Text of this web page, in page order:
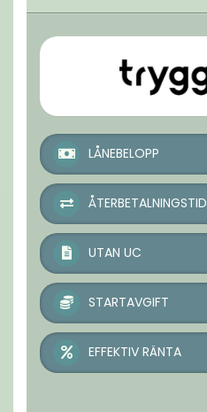
LÅNEBELOPP
ÅTERBETALNINGSTID
UTAN UC
STARTAVGIFT
EFFEKTIV RÄNTA